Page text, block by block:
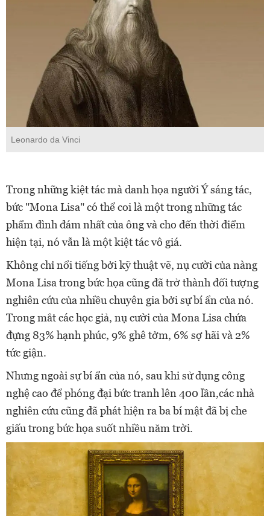
Leonardo da Vinci
Trong những kiệt tác mà danh họa người Ý sáng tác,
bức "Mona Lisa" có thể coi là một trong những tác
phẩm đình đám nhất của ông và cho đến thời điểm
hiện tại, nó vẫn là một kiệt tác vô giá.
Không chỉ nổi tiếng bởi kỹ thuật vẽ, nụ cười của nàng
Mona Lisa trong bức họa cũng đã trở thành đối tượng
nghiên cứu của nhiều chuyên gia bởi sự bí ẩn của nó.
Trong mắt các học giả, nụ cười của Mona Lisa chứa
đựng 83% hạnh phúc, 9% ghê tởm, 6% sợ hãi và 2%
tức giận.
Nhưng ngoài sự bí ẩn của nó, sau khi sử dụng công
nghệ cao để phóng đại bức tranh lên 400 lần,các nhà
nghiên cứu cũng đã phát hiện ra ba bí mật đã bị che
giấu trong bức họa suốt nhiều năm trời.